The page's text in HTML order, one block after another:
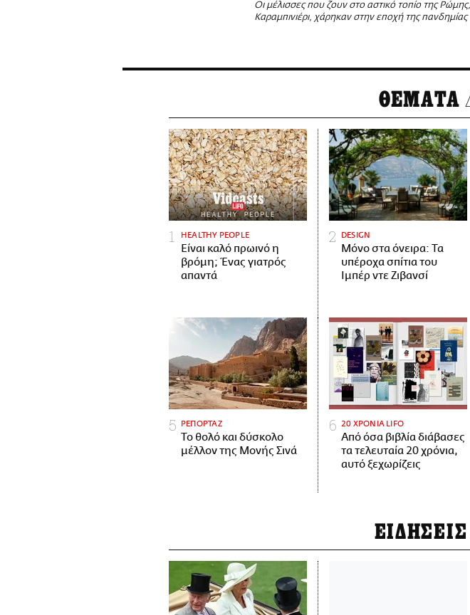
Οι μέλισσες που ζουν στο αστικό τοπίο της
Καραμπινιέρι, χάρηκαν στην εποχή της πανδημίας
ΘΕΜΑΤΑ
HEALTHY PEOPLE
Είναι καλό πρωινό η
βρόμη; Ένας γιατρός
απαντά
DESIGN
Μόνο στα όνειρα: Τα
υπέροχα σπίτια του
Ιμπέρ ντε Ζιβανσί
ΡΕΠΟΡΤΑΖ
Το θολό και δύσκολο
μέλλον της Μονής Σινά
20 ΧΡΟΝΙΑ LIFO
Από όσα βιβλία διάβασες
τα τελευταία 20 χρόνια,
αυτό ξεχωρίζεις
ΕΙΔΗΣΕΙΣ